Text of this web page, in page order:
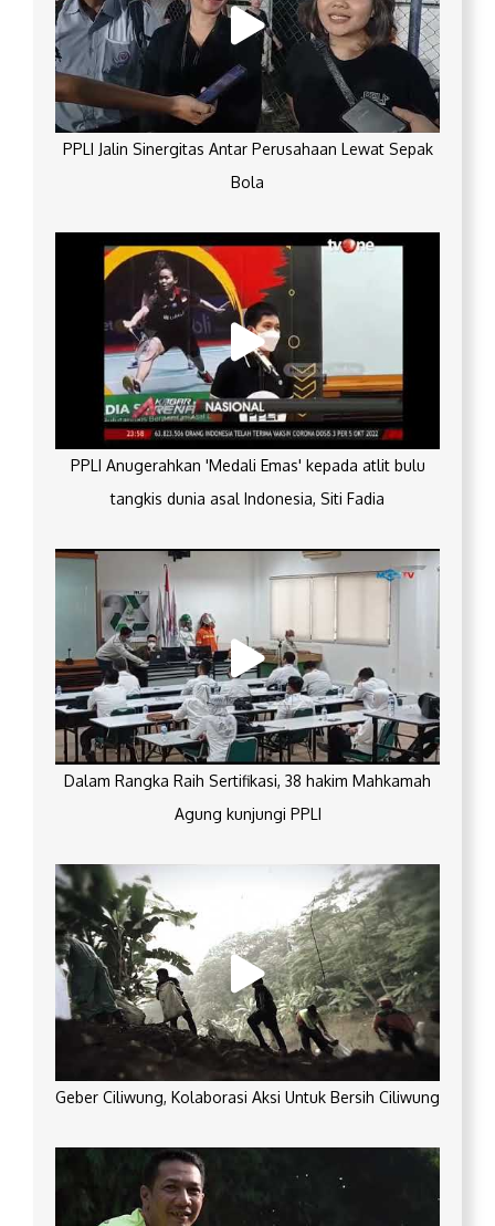
PPLI Jalin Sinergitas Antar Perusahaan Lewat Sepak
Bola
PPLI Anugerahkan 'Medali Emas' kepada atlit bulu
tangkis dunia asal Indonesia, Siti Fadia
Dalam Rangka Raih Sertifikasi, 38 hakim Mahkamah
Agung kunjungi PPLI
Geber Ciliwung, Kolaborasi Aksi Untuk Bersih Ciliwung